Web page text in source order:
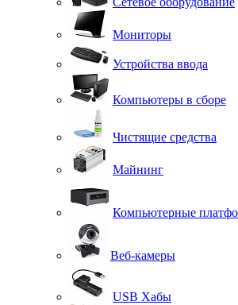
Мониторы
Устройства ввода
Компьютеры в сборе
Чистящие средства
Майнинг
Компьютерные
Веб-камеры
USB Хабы